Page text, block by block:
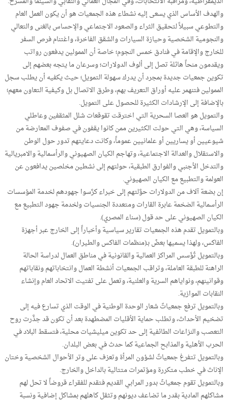
والهدف الأساس الذي يسعى إليه نشطاء هذه الجمعيات هو أن يكون العمل العام
والتطوعي سبيلاً لتحقيق الثراء والصعود الاجتماعي والإحساس بالغنى والتعالي
والنجومية الشخصية وحيازة السيارات والشقق الفاخرة، واغتنام فرص السفر
للخارج والإقامة في فنادق خمس النجوم؛ خاصة أن الممولين يدفعون رواتب
ويقدمون منحاً هائلة تصل إلى ألوف الدولارات؛ وسرعان ما يتجه بعضهم إلى
تكوين جمعيات جديدة بمجرد أن يدرك سهولة التمويل؛ حيث يكفيه أن يطلب سجل
الممولين فتنهمر عليه أوراق التعريف بهم، وطرق الاتصال بل وكيفية التعاون معهم؛
بالإضافة إلى الإرشادات الكثيرة للحصول على التمويل.
والتمويل هو العصا السحرية التي اخترقت تقوقعات شلل المثقفين وعاطلي
السياسة، وهي التي حولت الكثيرين ممن كانوا يقفون في صفوف المعارضة من
شيوعيين أو يساريين أو علمانيين عموماً، وكانت دعايتهم تدور حول الوطن
والاستقلال والعدالة الاجتماعية، وتهاجم الكيان الصهيوني والرأسمالية والامبريالية
والتدخل الأجنبي والفوارق الطبقية، حولتهم إلى نشطين مخلصين يدافعون عن
العولمة والتطبيع مع الكيان الصهيوني.
إن بضعة آلاف من الدولارات حوَّلتهم إلى خبراء كرَّسوا جهودهم لخدمة المؤسسات
الرأسمالية الضخمة عابرة القارات ومتعددة الجنسيات ولخدمة جهود التطبيع مع
الكيان الصهيوني على حد قول (سناء المصري).
وبالتمويل تقدم هذه الجمعيات تقارير سياسية وأخباراً إلى الخارج عبر أجهزة
الفاكس، ولهذا يسميها بعضٌ بـ(منظمات الفاكس والطيران).
وبالتمويل تُؤَسس المراكز العمالية والقانونية في مناطق العمال لدراسة الحالة
الراهنة للطبقة العاملة، وتراقب الجمعيات أنشطة العمال وانتخاباتهم ونقاباتهم
وقوانينهم، ونواياهم السرية والعلنية، وتعمل على تفتيت الاتحاد العام وإنشاء
النقابات الموازية.
وبالتمويل ترفع جمعياتٌ شعار الوحدة الوطنية في الوقت الذي تسارع فيه إلى
تضخيم الأحداث، وتطلب حماية الأقليات المضطهدة بعد أن تكون قد جذَّرت روح
التعصب والنزاعات الطائفية إلى حد تكوين ميليشيات محلية، فتسقط البلاد في
الحرب الأهلية والمذابح الجماعية كما حدث في بعض البلدان.
وبالتمويل تتفرغ جمعياتٌ لشؤون المرأة وتعزف على وتر الأحوال الشخصية وختان
الإناث في خطب متكررة ومؤتمرات متتالية بالداخل والخارج.
وبالتمويل تقوم جمعياتٌ بدور المرابي القديم فتقدم للفقراء قروضاً لا تحل لهم
مشاكلهم المادية بقدر ما تضاعف ديونهم وتثقل كاهلهم بمشاكل إضافية ونسبة